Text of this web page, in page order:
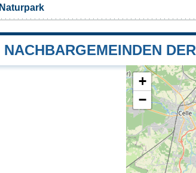
Naturpark
NACHBARGEMEINDEN
+
−